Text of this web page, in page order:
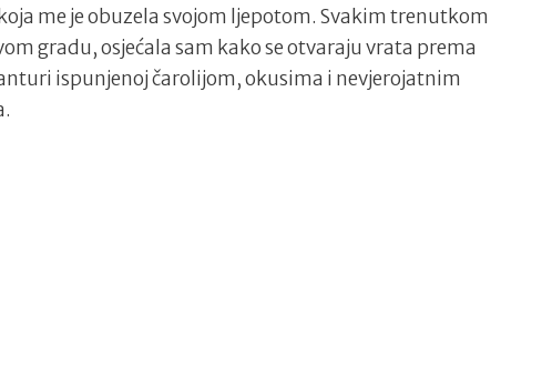
me je obuzela svojom ljepotom. Svakim trenutkom
gradu, osjećala sam kako se otvaraju vrata prema
ispunjenoj čarolijom, okusima i nevjerojatnim